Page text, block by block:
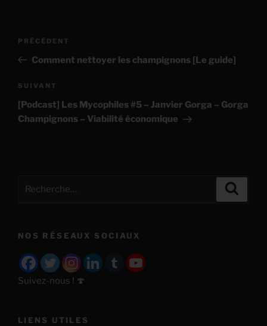
Navigation
l’article
Article
précédent
PRÉCÉDENT
Comment nettoyer les champignons [Le guide]
Article
suivant
SUIVANT
[Podcast] Les Mycophiles #5 – Janvier Gorga – Gorga
Champignons – Viabilité économique
NOS RÉSEAUX SOCIAUX
Suivez-nous ! 🍄
LIENS UTILES